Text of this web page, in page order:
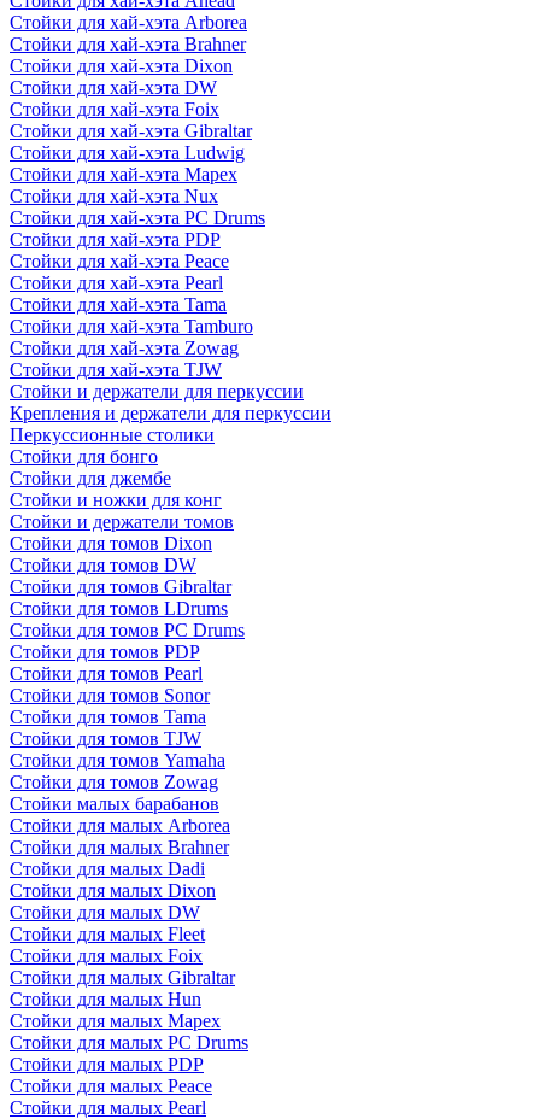
Стойки для хай-хэта Arborea
Стойки для хай-хэта Brahner
Стойки для хай-хэта Dixon
Стойки для хай-хэта DW
Стойки для хай-хэта Foix
Стойки для хай-хэта Gibraltar
Стойки для хай-хэта Ludwig
Стойки для хай-хэта Mapex
Стойки для хай-хэта Nux
Стойки для хай-хэта PC Drums
Стойки для хай-хэта PDP
Стойки для хай-хэта Peace
Стойки для хай-хэта Pearl
Стойки для хай-хэта Tama
Стойки для хай-хэта Tamburo
Стойки для хай-хэта Zowag
Стойки для хай-хэта TJW
Стойки и держатели для перкуссии
Крепления и держатели для перкуссии
Перкуссионные столики
Стойки для бонго
Стойки для джембе
Стойки и ножки для конг
Стойки и держатели томов
Стойки для томов Dixon
Стойки для томов DW
Стойки для томов Gibraltar
Стойки для томов LDrums
Стойки для томов PC Drums
Стойки для томов PDP
Стойки для томов Pearl
Стойки для томов Sonor
Стойки для томов Tama
Стойки для томов TJW
Стойки для томов Yamaha
Стойки для томов Zowag
Стойки малых барабанов
Стойки для малых Arborea
Стойки для малых Brahner
Стойки для малых Dadi
Стойки для малых Dixon
Стойки для малых DW
Стойки для малых Fleet
Стойки для малых Foix
Стойки для малых Gibraltar
Стойки для малых Hun
Стойки для малых Mapex
Стойки для малых PC Drums
Стойки для малых PDP
Стойки для малых Peace
Стойки для малых Pearl